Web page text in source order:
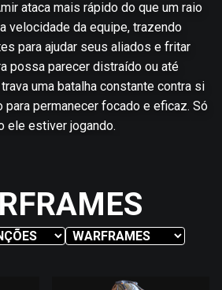
ataca mais rápido do que um raio
velocidade da equipe, trazendo
para ajudar seus aliados e fritar
possa parecer distraído ou até
uma batalha constante contra si
para permanecer focado e eficaz. Só
ele estiver jogando.